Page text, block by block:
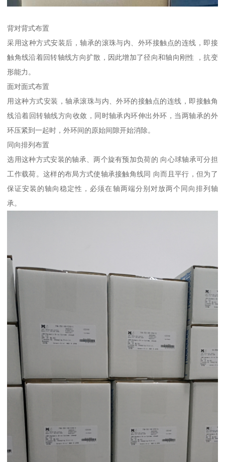
背对背式布置
采用这种方式安装后，轴承的滚珠与内、外环接触点的连线，即接
触角线沿着回转轴线方向扩散，因此增加了径向和轴向刚性 ，抗变
形能力。
面对面式布置
用这种方式安装，轴承滚珠与内、外环的接触点的连线，即接触角
线沿着回转轴线方向收敛，同时轴承内环伸出外环，当两轴承的外
环压紧到一起时，外环间的原始间隙开始消除。
同向排列布置
选用这种方式安装的轴承、两个旋有预加负荷的 向心球轴承可分担
工作载荷。这样的布局方式使轴承接触角线同 向而且平行，但为了
保证安装的轴向稳定性，必须在轴两端分别对放两个同向排列轴
承。